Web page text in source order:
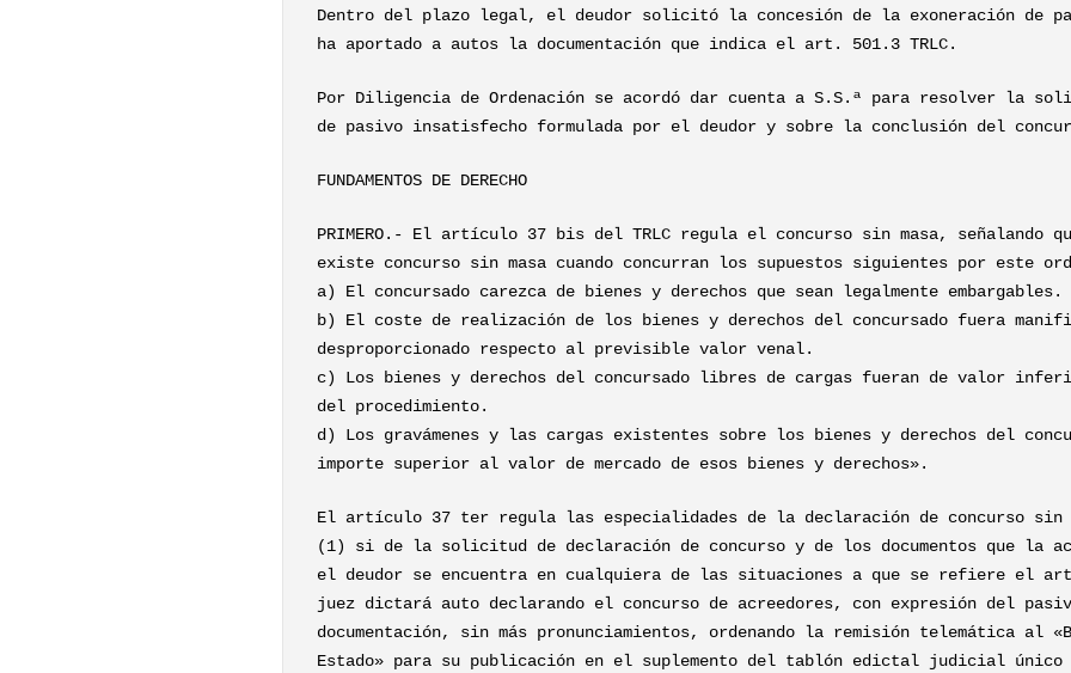
Dentro del plazo legal, el deudor solicitó la concesión de la exoneración de
ha aportado a autos la documentación que indica el art. 501.3 TRLC.
Por Diligencia de Ordenación se acordó dar cuenta a S.S.ª para resolver la
de pasivo insatisfecho formulada por el deudor y sobre la conclusión del
FUNDAMENTOS DE DERECHO
PRIMERO.- El artículo 37 bis del TRLC regula el concurso sin masa, señalando
existe concurso sin masa cuando concurran los supuestos siguientes por este
a) El concursado carezca de bienes y derechos que sean legalmente embargables.
b) El coste de realización de los bienes y derechos del concursado fuera
desproporcionado respecto al previsible valor venal.
c) Los bienes y derechos del concursado libres de cargas fueran de valor
del procedimiento.
d) Los gravámenes y las cargas existentes sobre los bienes y derechos del
importe superior al valor de mercado de esos bienes y derechos».
El artículo 37 ter regula las especialidades de la declaración de concurso sin
(1) si de la solicitud de declaración de concurso y de los documentos que la
el deudor se encuentra en cualquiera de las situaciones a que se refiere el
juez dictará auto declarando el concurso de acreedores, con expresión del
documentación, sin más pronunciamientos, ordenando la remisión telemática al
Estado» para su publicación en el suplemento del tablón edictal judicial